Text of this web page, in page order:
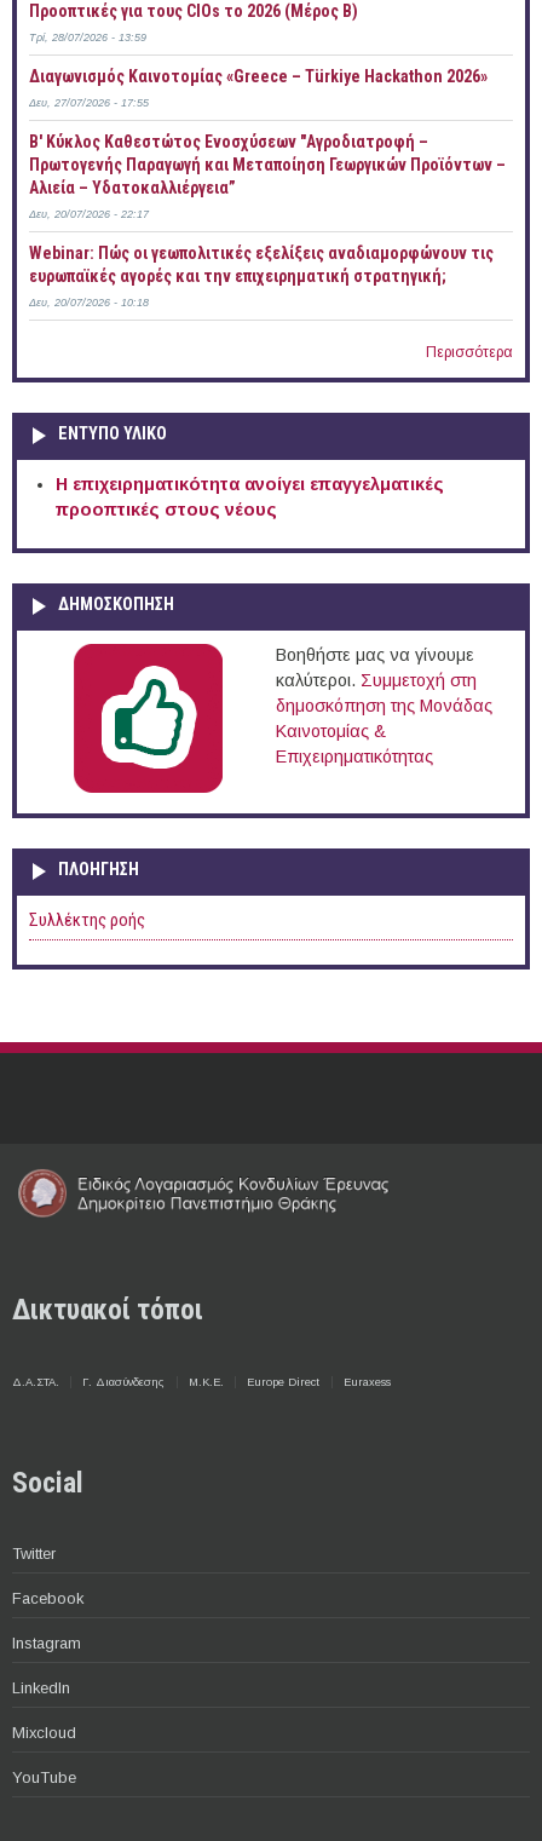
Προοπτικές για τους CIOs το 2026 (Μέρος Β)
Τρί, 28/07/2026 - 13:59
Διαγωνισμός Καινοτομίας «Greece – Türkiye Hackathon 2026»
Δευ, 27/07/2026 - 17:55
B' Κύκλος Καθεστώτος Ενοσχύσεων "Αγροδιατροφή –
Πρωτογενής Παραγωγή και Μεταποίηση Γεωργικών Προϊόντων –
Αλιεία – Υδατοκαλλιέργεια”
Δευ, 20/07/2026 - 22:17
Webinar: Πώς οι γεωπολιτικές εξελίξεις αναδιαμορφώνουν τις
ευρωπαϊκές αγορές και την επιχειρηματική στρατηγική;
Δευ, 20/07/2026 - 10:18
Περισσότερα
ΕΝΤΥΠΟ ΥΛΙΚΟ
Η επιχειρηματικότητα ανοίγει επαγγελματικές
προοπτικές στους νέους
ΔΗΜΟΣΚΟΠΗΣΗ
Βοηθήστε μας να γίνουμε
καλύτεροι. Συμμετοχή στη
δημοσκόπηση της Μονάδας
Καινοτομίας &
Επιχειρηματικότητας
ΠΛΟΉΓΗΣΗ
Συλλέκτης ροής
Δικτυακοί τόποι
Δ.Α.ΣΤΑ. Γ. Διασύνδεσης Μ.Κ.Ε. Europe Direct Euraxess
Social
Twitter
Facebook
Instagram
LinkedIn
Mixcloud
YouTube